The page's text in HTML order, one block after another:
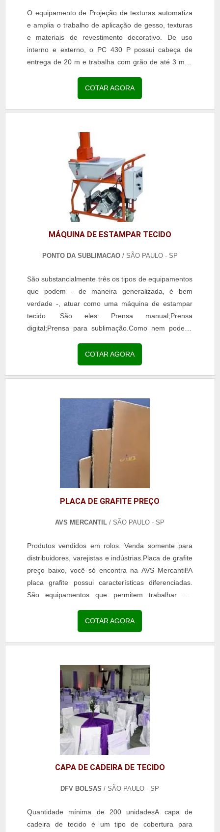
O equipamento de Projeção de texturas automatiza
e amplia o trabalho de aplicação de gesso, texturas
e materiais de revestimento decorativo. De uso
interno e externo, o PC 430 P possui cabeça de
entrega de 20 m e trabalha com grão de até 3 mm,
COTAR AGORA
MÁQUINA DE ESTAMPAR TECIDO
PONTO DA SUBLIMACAO/ SÃO PAULO - SP
São substancialmente três os tipos de equipamentos
que podem - de maneira generalizada, é bem
verdade -, atuar como uma máquina de estampar
tecido. São eles: Prensa manual;Prensa
digital;Prensa para sublimação.Como nem poderia
COTAR AGORA
PLACA DE GRAFITE PREÇO
AVS MERCANTIL / SÃO PAULO - SP
Produtos vendidos em rolos. Venda somente para
distribuidores, varejistas e indústrias.Placa de grafite
preço baixo, você só encontra na AVS Mercantil!A
placa grafite possui características diferenciadas.
São equipamentos que permitem trabalhar em
COTAR AGORA
CAPA DE CADEIRA DE TECIDO
DFV BOLSAS / SÃO PAULO - SP
Quantidade mínima de 200 unidadesA capa de
cadeira de tecido é um tipo de cobertura para